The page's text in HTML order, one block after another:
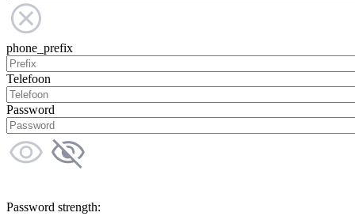
phone_prefix
Telefoon
Password
Password strength: